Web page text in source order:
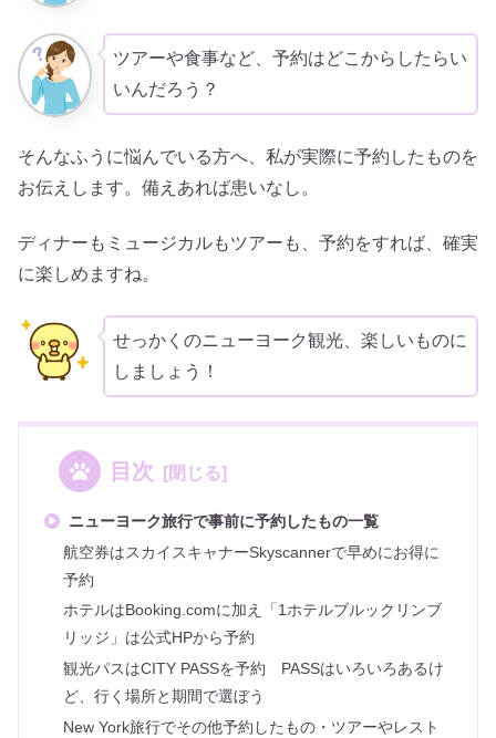
ツアーや食事など、予約はどこからしたらい
いんだろう？
そんなふうに悩んでいる方へ、私が実際に予約したものを
お伝えします。備えあれば患いなし。
ディナーもミュージカルもツアーも、予約をすれば、確実
に楽しめますね。
せっかくのニューヨーク観光、楽しいものに
しましょう！
目次
ニューヨーク旅行で事前に予約したもの一覧
航空券はスカイスキャナーSkyscannerで早めにお得に
予約
ホテルはBooking.comに加え「1ホテルブルックリンブ
リッジ」は公式HPから予約
観光パスはCITY PASSを予約 PASSはいろいろあるけ
ど、行く場所と期間で選ぼう
New York旅行でその他予約したもの・ツアーやレスト